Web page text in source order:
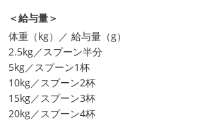
＜給与量＞
体重（kg）／ 給与量（g）
2.5kg／スプーン半分
5kg／スプーン1杯
10kg／スプーン2杯
15kg／スプーン3杯
20kg／スプーン4杯